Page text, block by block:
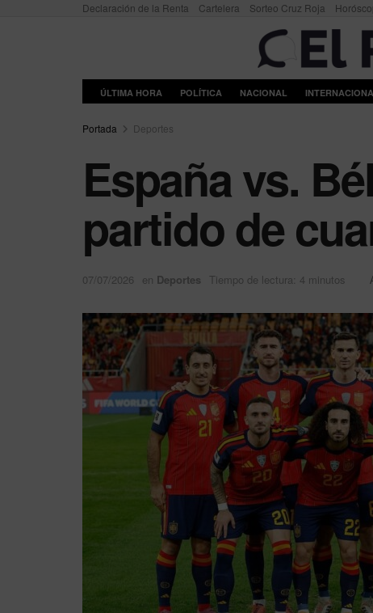
Declaración de la Renta Cartelera Sorteo Cruz Roja
ÚLTIMA HORA POLÍTICA NACIONAL
Portada Deportes
España vs.
partido de
07/07/2026 en Deportes Tiempo de lectura: 4 minutos